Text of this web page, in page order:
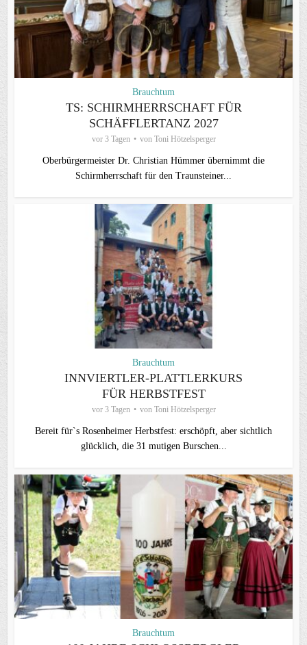
Brauchtum
TS: SCHIRMHERRSCHAFT FÜR
SCHÄFFLERTANZ 2027
vor 3 Tagen von Toni Hötzelsperger
Oberbürgermeister Dr. Christian Hümmer übernimmt die
Schirmherrschaft für den Traunsteiner...
Brauchtum
INNVIERTLER-PLATTLERKURS
FÜR HERBSTFEST
vor 3 Tagen von Toni Hötzelsperger
Bereit für`s Rosenheimer Herbstfest: erschöpft, aber sichtlich
glücklich, die 31 mutigen Burschen...
Brauchtum